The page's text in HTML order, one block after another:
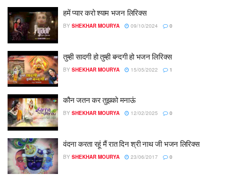
हमें प्यार करो श्याम भजन लिरिक्स
BY SHEKHAR MOURYA 09/10/2024 0
तुम्ही सादगी हो तुम्ही बन्दगी हो भजन लिरिक्स
BY SHEKHAR MOURYA 15/05/2022 1
कौन जतन कर तुझको मनाऊं
BY SHEKHAR MOURYA 12/02/2025 0
वंदना करता रहूं मैं रात दिन श्री नाथ जी भजन लिरिक्स
BY SHEKHAR MOURYA 23/06/2017 0